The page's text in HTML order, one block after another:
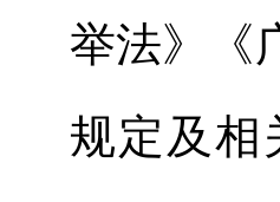
举法》《
规定及相